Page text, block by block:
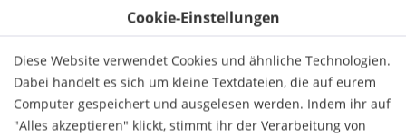
Cookie-Einstellungen
Diese Website verwendet Cookies und ähnliche Technologien.
Dabei handelt es sich um kleine Textdateien, die auf eurem
Computer gespeichert und ausgelesen werden. Indem ihr auf
"Alles akzeptieren" klickt, stimmt ihr der Verarbeitung von
inkl. MwSt. zzgl. Versandkosten
Derzeit nicht lieferbar.